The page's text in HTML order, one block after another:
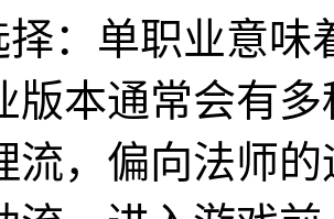
择：单职业意
版本通常会有
流，偏向法师